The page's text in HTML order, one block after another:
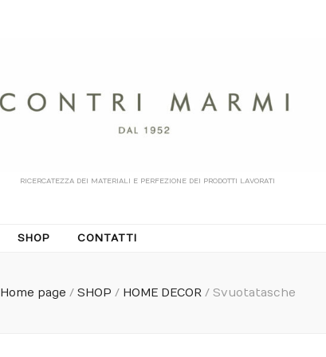
RICERCATEZZA DEI MATERIALI E PERFEZIONE DEI PRODOTTI LAVORATI
SHOP CONTATTI
Home page / SHOP / HOME DECOR / Svuotatasche